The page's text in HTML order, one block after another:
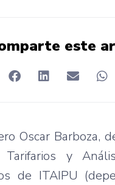
este
Oscar Barboza,
Tarifarios y
de ITAIPU